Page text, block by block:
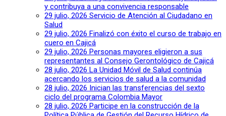
y contribuya a una convivencia responsable
29 julio, 2026 Servicio de Atención al Ciudadano en
Salud
29 julio, 2026 Finalizó con éxito el curso de trabajo en
cuero en Cajicá
29 julio, 2026 Personas mayores eligieron a sus
representantes al Consejo Gerontológico de Cajicá
28 julio, 2026 La Unidad Móvil de Salud continúa
acercando los servicios de salud a la comunidad
28 julio, 2026 Inician las transferencias del sexto
ciclo del programa Colombia Mayor
28 julio, 2026 Participe en la construcción de la